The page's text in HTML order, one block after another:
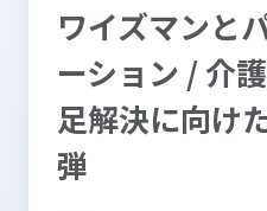
ワイズマンと
ーション / 介
足解決に向け
弾